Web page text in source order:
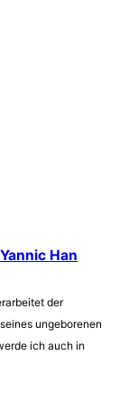
Han
der
ungeborenen
ich auch in